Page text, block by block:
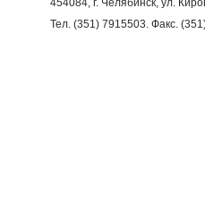
454084, г. Челябинск, ул.
Тел. (351) 7915503. Факс.